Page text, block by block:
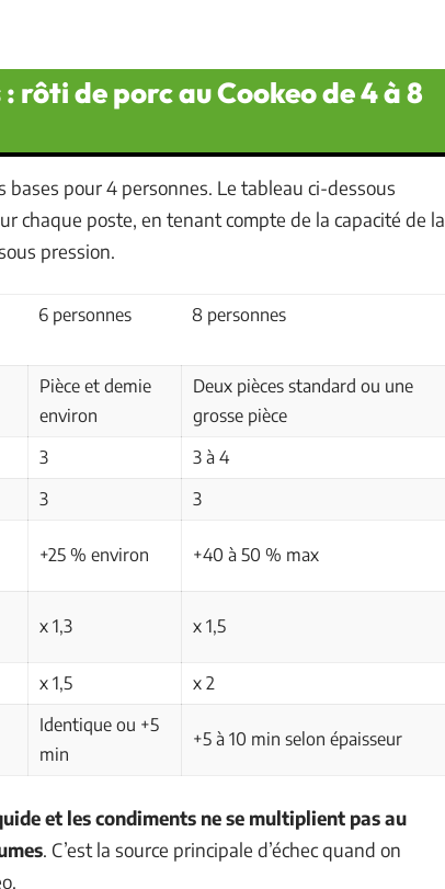
rôti de porc au Cookeo de 4 à 8
pour 4 personnes. Le tableau ci-dessous
chaque poste, en tenant compte de la capacité de la
pression.
6 personnes 8 personnes
Pièce et demie
environ
Deux pièces standard ou une
grosse pièce
3
3 à 4
3
3
+25 % environ +40 à 50 % max
x 1,3 x 1,5
x 1,5
x 2
Identique ou +5
min
+5 à 10 min selon épaisseur
et les condiments ne se multiplient pas au
. C’est la source principale d’échec quand on